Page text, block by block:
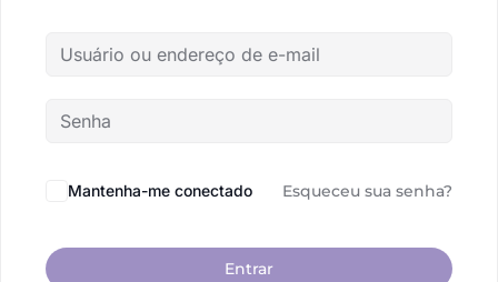
Mantenha-me conectado Esqueceu sua senha?
Entrar